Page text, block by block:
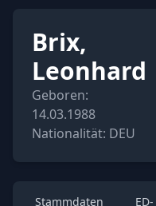
Brix,
Leonhard
Geboren:
14.03.1988
Nationalität: DEU
Stammdaten
ED-